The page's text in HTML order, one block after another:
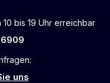
bis 19 Uhr erreichbar
uns